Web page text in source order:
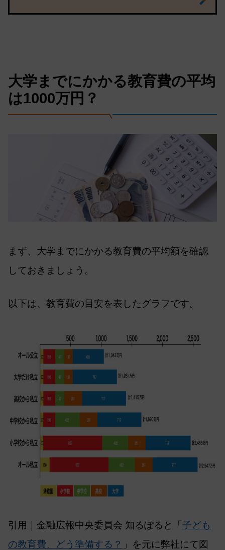
大学までにかかる教育費の平均
は1000万円？
まず、大学までにかかる教育費の平均額を確認
しておきましょう。
以下は、教育費の目安を表したグラフです。
引用｜金融広報中央委員会 知るぽると「 子ども
の教育費、どう準備する？ 」を元に弊社にて図